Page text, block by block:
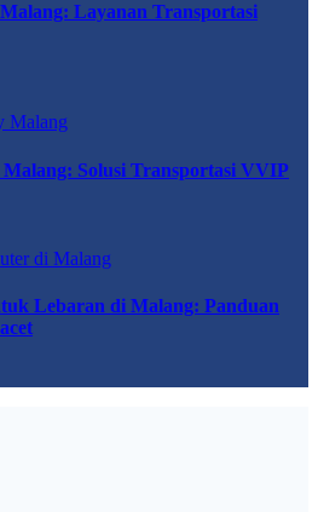
Layanan Transportasi
Solusi Transportasi VVIP
Lebaran di Malang: Panduan